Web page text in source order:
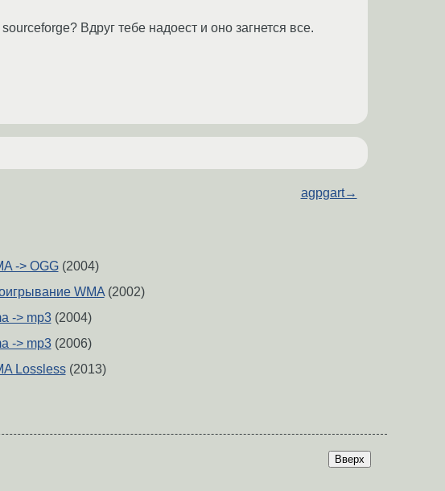
Вдруг тебе надоест и оно загнется все.
agpgart→
-> OGG(2004)
WMA(2002)
-> mp3(2004)
-> mp3(2006)
Lossless(2013)
Вверх